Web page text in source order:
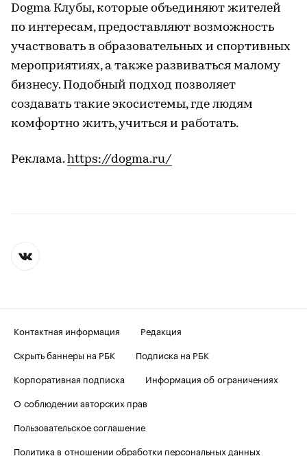
Dogma Клубы, которые объединяют жителей
по интересам, предоставляют возможность
участвовать в образовательных и спортивных
мероприятиях, а также развиваться малому
бизнесу. Подобный подход позволяет
создавать такие экосистемы, где людям
комфортно жить, учиться и работать.
Реклама.https://dogma.ru/
Контактная информация
Редакция
Скрыть баннеры на РБК
Подписка на РБК
Корпоративная подписка
Информация об ограничениях
О соблюдении авторских прав
Пользовательское соглашение
Политика в отношении обработки персональных данных